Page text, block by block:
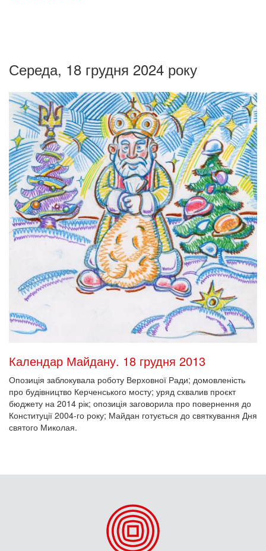
Середа, 18 грудня 2024 року
Календар Майдану. 18 грудня 2013
Опозиція заблокувала роботу Верховної Ради; домовленість
про будівництво Керченського мосту; уряд схвалив проєкт
бюджету на 2014 рік; опозиція заговорила про повернення до
Конституції 2004-го року; Майдан готується до святкування Дня
святого Миколая.